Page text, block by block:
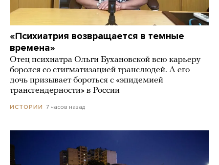
«Психиатрия возвращается в темные
времена»
Отец психиатра Ольги Бухановской всю карьеру
боролся со стигматизацией транслюдей. А его
дочь призывает бороться с «эпидемией
трансгендерности» в России
ИСТОРИИ 7 часов назад